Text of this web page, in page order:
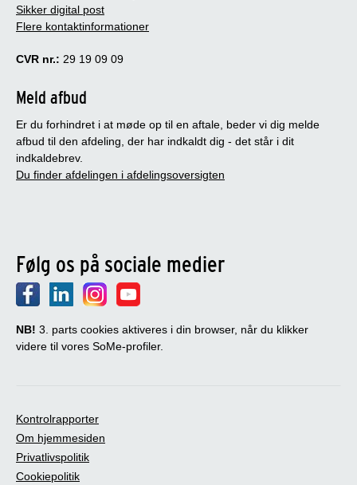
Sikker digital post
Flere kontaktinformationer
CVR nr.: 29 19 09 09
Meld afbud
Er du forhindret i at møde op til en aftale, beder vi dig melde
afbud til den afdeling, der har indkaldt dig - det står i dit
indkaldebrev.
Du finder afdelingen i afdelingsoversigten
Følg os på sociale medier
NB! 3. parts cookies aktiveres i din browser, når du klikker
videre til vores SoMe-profiler.
Kontrolrapporter
Om hjemmesiden
Privatlivspolitik
Cookiepolitik